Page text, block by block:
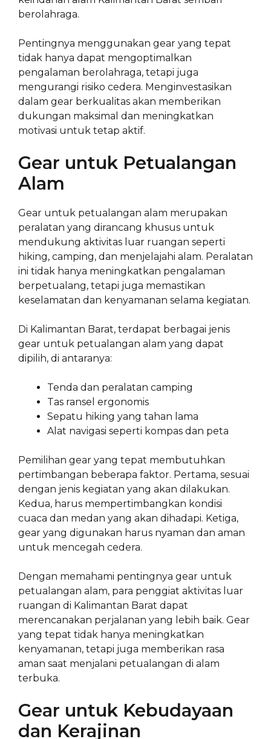
berolahraga.
Pentingnya menggunakan gear yang tepat
tidak hanya dapat mengoptimalkan
pengalaman berolahraga, tetapi juga
mengurangi risiko cedera. Menginvestasikan
dalam gear berkualitas akan memberikan
dukungan maksimal dan meningkatkan
motivasi untuk tetap aktif.
Gear untuk Petualangan
Alam
Gear untuk petualangan alam merupakan
peralatan yang dirancang khusus untuk
mendukung aktivitas luar ruangan seperti
hiking, camping, dan menjelajahi alam. Peralatan
ini tidak hanya meningkatkan pengalaman
berpetualang, tetapi juga memastikan
keselamatan dan kenyamanan selama kegiatan.
Di Kalimantan Barat, terdapat berbagai jenis
gear untuk petualangan alam yang dapat
dipilih, di antaranya:
Tenda dan peralatan camping
Tas ransel ergonomis
Sepatu hiking yang tahan lama
Alat navigasi seperti kompas dan peta
Pemilihan gear yang tepat membutuhkan
pertimbangan beberapa faktor. Pertama, sesuai
dengan jenis kegiatan yang akan dilakukan.
Kedua, harus mempertimbangkan kondisi
cuaca dan medan yang akan dihadapi. Ketiga,
gear yang digunakan harus nyaman dan aman
untuk mencegah cedera.
Dengan memahami pentingnya gear untuk
petualangan alam, para penggiat aktivitas luar
ruangan di Kalimantan Barat dapat
merencanakan perjalanan yang lebih baik. Gear
yang tepat tidak hanya meningkatkan
kenyamanan, tetapi juga memberikan rasa
aman saat menjalani petualangan di alam
terbuka.
Gear untuk Kebudayaan
dan Kerajinan